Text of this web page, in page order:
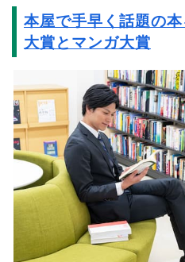
本屋で手早く話題の
大賞とマンガ大賞